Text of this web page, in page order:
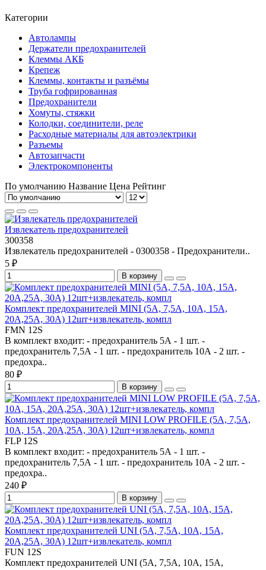
Категории
Автолампы
Держатели предохранителей
Клеммы АКБ
Крепеж
Клеммы, контакты и разъёмы
Труба гофрированная
Предохранители
Хомуты, стяжки
Колодки, соединители, реле
Расходные материалы для автоэлектрики
Разъемы
Автозапчасти
Электрокомпоненты
По умолчанию Название Цена Рейтинг
Извлекатель предохранителей
300358
Извлекатель предохранителей - 0300358 - Предохранители..
5 ₽
В корзину
Комплект предохранителей MINI (5A, 7,5A, 10A, 15A,
20A,25A, 30A) 12шт+извлекатель, компл
FMN 12S
В комплект входит: - предохранитель 5А - 1 шт. -
предохранитель 7,5А - 1 шт. - предохранитель 10А - 2 шт. -
предохра..
80 ₽
В корзину
Комплект предохранителей MINI LOW PROFILE (5A, 7,5A,
10A, 15A, 20A,25A, 30A) 12шт+извлекатель, компл
FLP 12S
В комплект входит: - предохранитель 5А - 1 шт. -
предохранитель 7,5А - 1 шт. - предохранитель 10А - 2 шт. -
предохра..
240 ₽
В корзину
Комплект предохранителей UNI (5A, 7,5A, 10A, 15A,
20A,25A, 30A) 12шт+извлекатель, компл
FUN 12S
Комплект предохранителей UNI (5A, 7,5A, 10A, 15A,